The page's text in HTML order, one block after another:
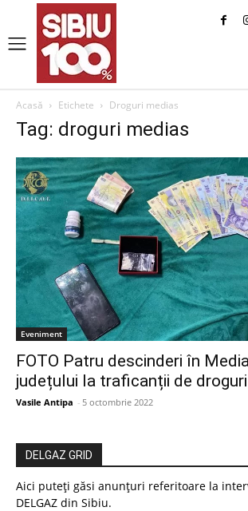
Acasă Etichete Droguri medias
Tag: droguri medias
Eveniment
FOTO Patru descinderi în
județului la traficanții de droguri
Vasile Antipa - 5 octombrie 2022
DELGAZ GRID
Aici puteți găsi anunțuri referitoare la
DELGAZ din Sibiu.